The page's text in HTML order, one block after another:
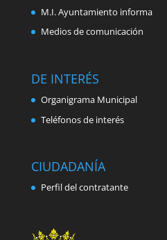
M.I. Ayuntamiento informa
Medios de comunicación
DE INTERÉS
Organigrama Municipal
Teléfonos de interés
CIUDADANÍA
Perfil del contratante